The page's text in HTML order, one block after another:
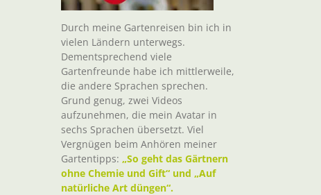
Durch meine Gartenreisen bin ich in
vielen Ländern unterwegs.
Dementsprechend viele
Gartenfreunde habe ich mittlerweile,
die andere Sprachen sprechen.
Grund genug, zwei Videos
aufzunehmen, die mein Avatar in
sechs Sprachen übersetzt. Viel
Vergnügen beim Anhören meiner
Gartentipps: „So geht das Gärtnern
ohne Chemie und Gift“ und „Auf
natürliche Art düngen“.